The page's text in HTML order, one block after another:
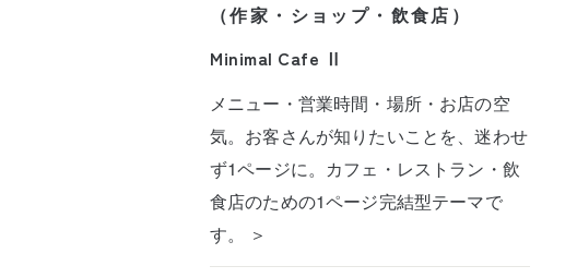
（作家・ショップ・飲食店）
Minimal Cafe Ⅱ
メニュー・営業時間・場所・お店の空
気。お客さんが知りたいことを、迷わせ
ず1ページに。カフェ・レストラン・飲
食店のための1ページ完結型テーマで
す。 ＞